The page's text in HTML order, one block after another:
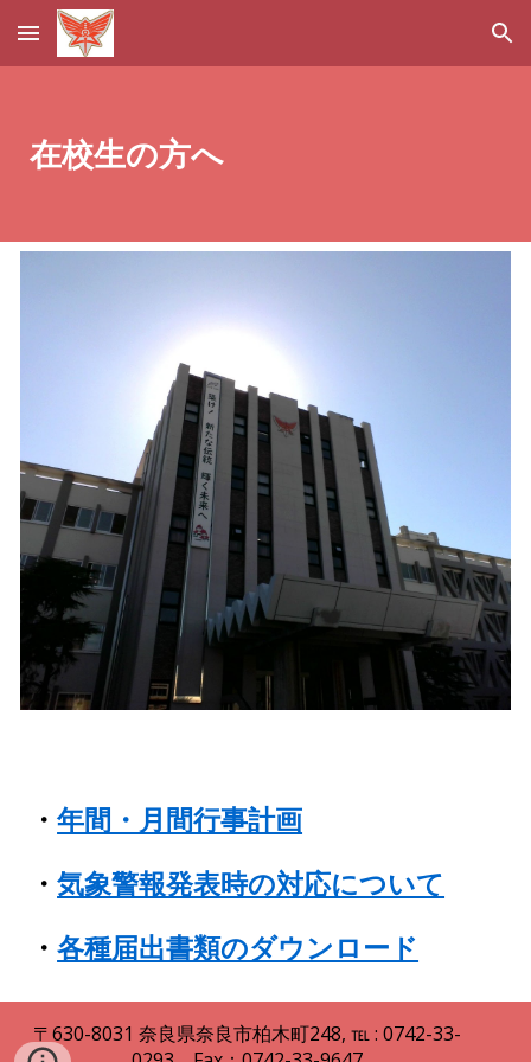
Skip to main content Skip to navigation
在校生の方へ
・年間・月間行事計画
・気象警報発表時の対応について
・各種届出書類のダウンロード
〒630-8031奈良県奈良市柏木町248,℡ : 0742-33-